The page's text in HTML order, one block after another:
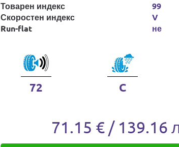
Товарен индекс
Скоростен индекс
Run-flat
99
V
не
72 C
71.15 € / 139.16